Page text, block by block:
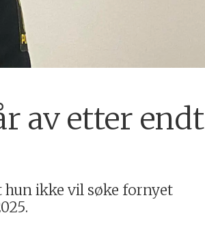
av etter endt
ikke vil søke fornyet